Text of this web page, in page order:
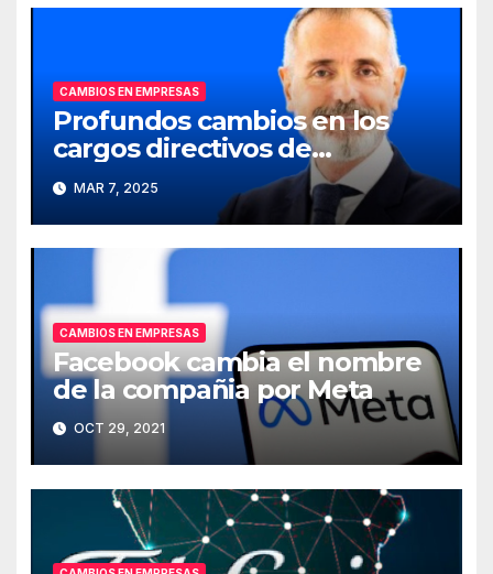
CAMBIOS EN EMPRESAS
Profundos cambios en los
cargos directivos de
Telefónica
MAR 7, 2025
CAMBIOS EN EMPRESAS
Facebook cambia el nombre
de la compañia por Meta
OCT 29, 2021